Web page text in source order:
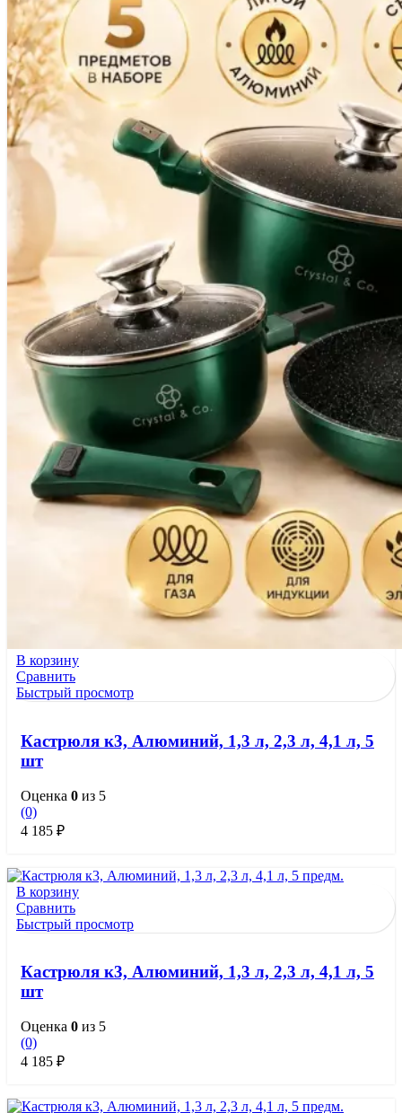
В корзину
Сравнить
Быстрый просмотр
Кастрюля к3, Алюминий, 1,3 л, 2,3 л, 4,1 л, 5
шт
Оценка 0 из 5
(0)
4 185 ₽
В корзину
Сравнить
Быстрый просмотр
Кастрюля к3, Алюминий, 1,3 л, 2,3 л, 4,1 л, 5
шт
Оценка 0 из 5
(0)
4 185 ₽